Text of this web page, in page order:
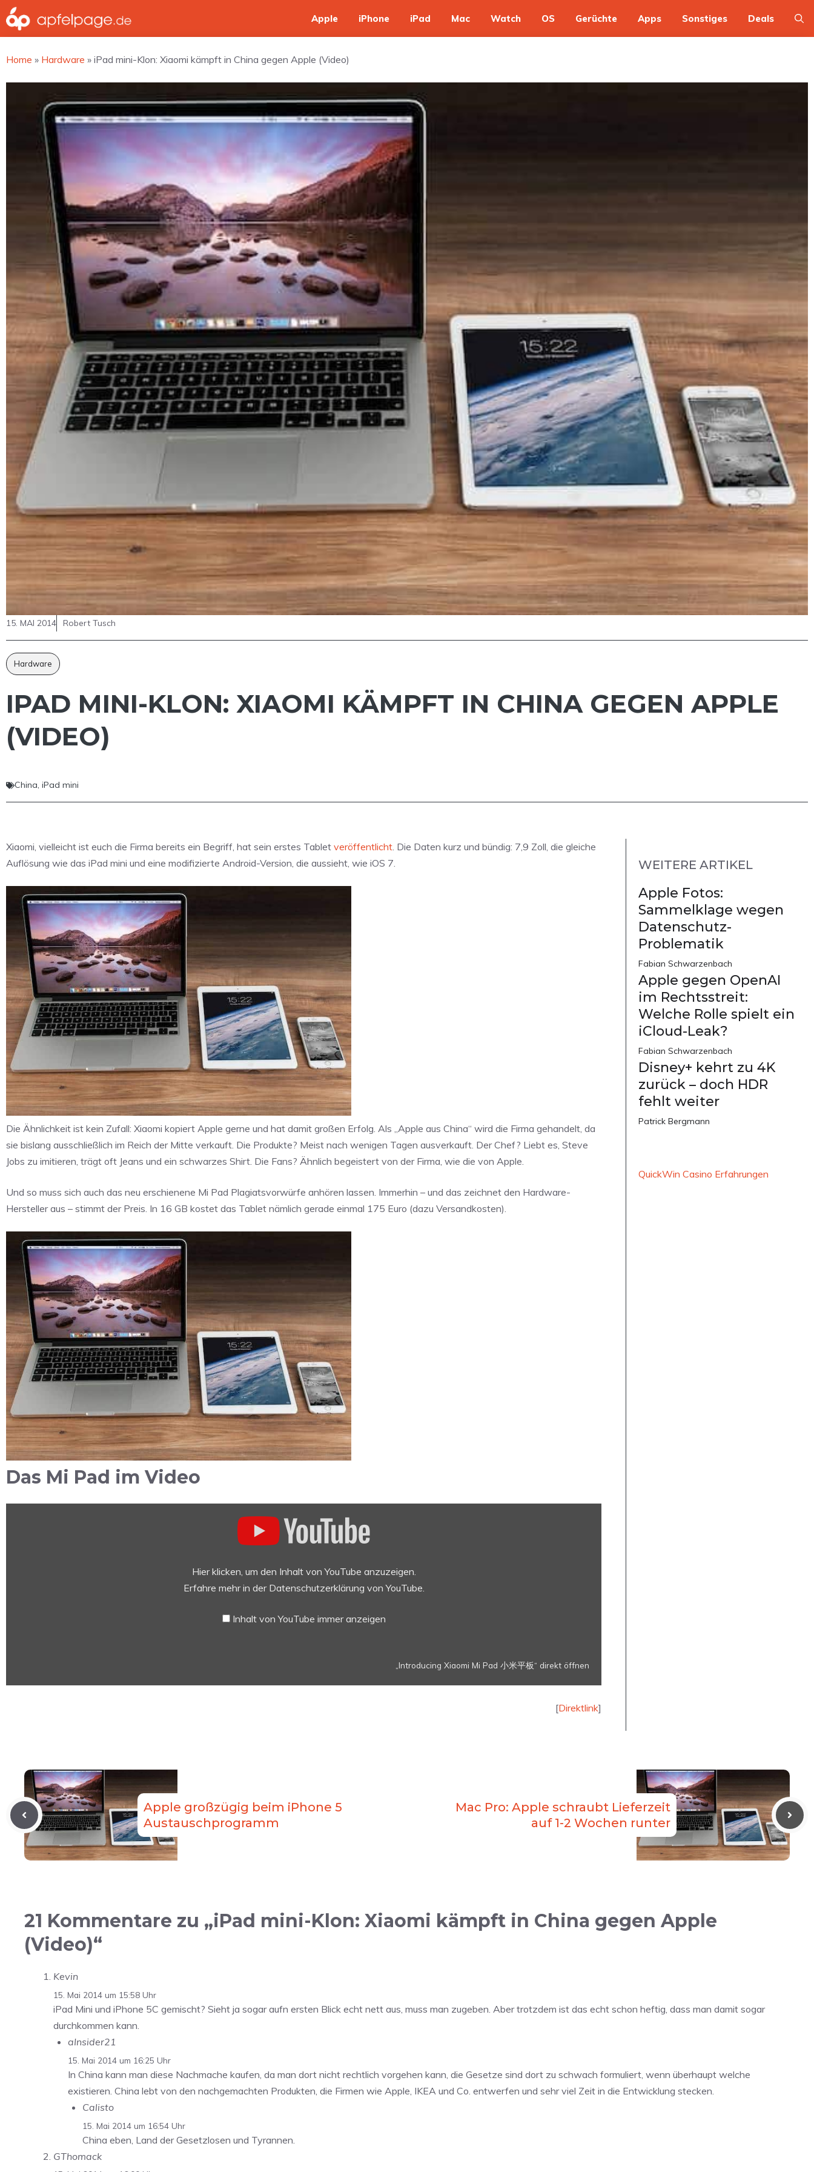
Zum
Inhalt
springen
Apple iPhone iPad Mac Watch OS Gerüchte Apps Sonstiges Deals
Home » Hardware » iPad mini-Klon: Xiaomi kämpft in China gegen Apple (Video)
15. MAI 2014 Robert Tusch
Hardware
IPAD MINI-KLON: XIAOMI KÄMPFT IN CHINA GEGEN APPLE
(VIDEO)
China, iPad mini
Xiaomi, vielleicht ist euch die Firma bereits ein Begriff, hat sein erstes Tablet veröffentlicht. Die Daten kurz und bündig: 7,9 Zoll, die gleiche
Auflösung wie das iPad mini und eine modifizierte Android-Version, die aussieht, wie iOS 7.
Die Ähnlichkeit ist kein Zufall: Xiaomi kopiert Apple gerne und hat damit großen Erfolg. Als „Apple aus China“ wird die Firma gehandelt, da
sie bislang ausschließlich im Reich der Mitte verkauft. Die Produkte? Meist nach wenigen Tagen ausverkauft. Der Chef? Liebt es, Steve
Jobs zu imitieren, trägt oft Jeans und ein schwarzes Shirt. Die Fans? Ähnlich begeistert von der Firma, wie die von Apple.
Und so muss sich auch das neu erschienene Mi Pad Plagiatsvorwürfe anhören lassen. Immerhin – und das zeichnet den Hardware-
Hersteller aus – stimmt der Preis. In 16 GB kostet das Tablet nämlich gerade einmal 175 Euro (dazu Versandkosten).
Das Mi Pad im Video
Hier klicken, um den Inhalt von YouTube anzuzeigen.
Erfahre mehr in der Datenschutzerklärung von YouTube.
Inhalt von YouTube immer anzeigen
„Introducing Xiaomi Mi Pad 小米平板“ direkt öffnen
[Direktlink]
WEITERE ARTIKEL
Apple Fotos:
Sammelklage wegen
Datenschutz-
Problematik
Fabian Schwarzenbach
Apple gegen OpenAI
im Rechtsstreit:
Welche Rolle spielt ein
iCloud-Leak?
Fabian Schwarzenbach
Disney+ kehrt zu 4K
zurück – doch HDR
fehlt weiter
Patrick Bergmann
QuickWin Casino Erfahrungen
Apple großzügig beim iPhone 5
Austauschprogramm
Mac Pro: Apple schraubt Lieferzeit
auf 1-2 Wochen runter
21 Kommentare zu „iPad mini-Klon: Xiaomi kämpft in China gegen Apple
(Video)“
Kevin
15. Mai 2014 um 15:58 Uhr
iPad Mini und iPhone 5C gemischt? Sieht ja sogar aufn ersten Blick echt nett aus, muss man zugeben. Aber trotzdem ist das echt schon heftig, dass man damit sogar
durchkommen kann.
aInsider21
15. Mai 2014 um 16:25 Uhr
In China kann man diese Nachmache kaufen, da man dort nicht rechtlich vorgehen kann, die Gesetze sind dort zu schwach formuliert, wenn überhaupt welche
existieren. China lebt von den nachgemachten Produkten, die Firmen wie Apple, IKEA und Co. entwerfen und sehr viel Zeit in die Entwicklung stecken.
Calisto
15. Mai 2014 um 16:54 Uhr
China eben, Land der Gesetzlosen und Tyrannen.
GThomack